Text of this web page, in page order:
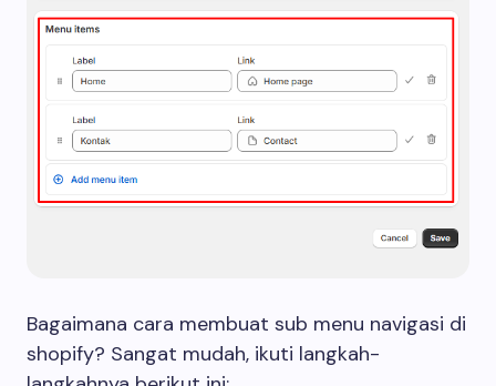
Bagaimana cara membuat sub menu navigasi di
shopify? Sangat mudah, ikuti langkah-